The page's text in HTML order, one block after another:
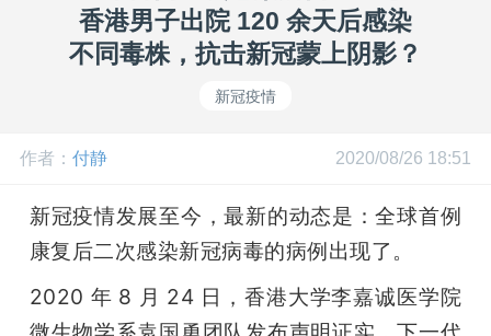
页
网
香港男子出院 120 余天后感染
不同毒株，抗击新冠蒙上阴影？
新冠疫情
作者： 付静 2020/08/26 18:51
新冠疫情发展至今，最新的动态是：全球首例
康复后二次感染新冠病毒的病例出现了。
2020 年 8 月 24 日，香港大学李嘉诚医学院